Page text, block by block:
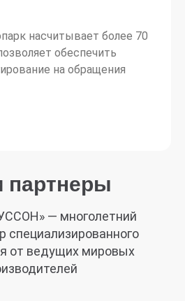
насчитывает более 70
обеспечить
на обращения
партнеры
— многолетний
специализированного
от ведущих мировых